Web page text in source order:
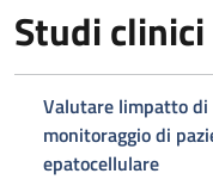
Studi clinici
Valutare limpatto di
monitoraggio di
epatocellulare